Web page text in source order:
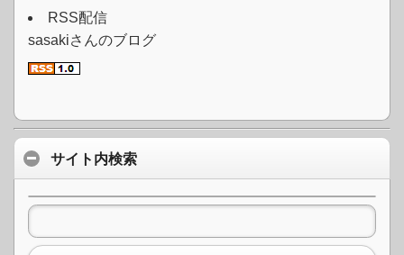
RSS配信
sasakiさんのブログ
サイト内検索